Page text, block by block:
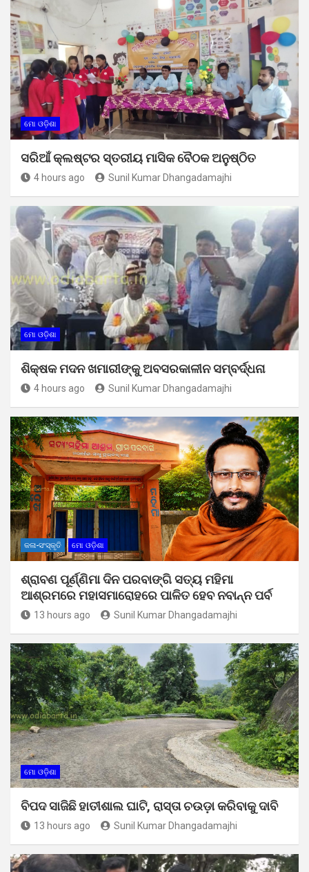
ମୋ ଓଡ଼ିଶା
ସରିଆଁ କ୍ଲଷ୍ଟର ସ୍ତରୀୟ ମାସିକ ବୈଠକ ଅନୁଷ୍ଠିତ
4 hours ago Sunil Kumar Dhangadamajhi
ମୋ ଓଡ଼ିଶା
ଶିକ୍ଷକ ମଦନ ଖମାରୀଙ୍କୁ ଅବସରକାଳୀନ ସମ୍ବର୍ଦ୍ଧନା
4 hours ago Sunil Kumar Dhangadamajhi
କଳା-ସଂସ୍କୃତି ମୋ ଓଡ଼ିଶା
ଶ୍ରାବଣ ପୂର୍ଣ୍ଣିମା ଦିନ ପରବାଙ୍ଗି ସତ୍ୟ ମହିମା
ଆଶ୍ରମରେ ମହାସମାରୋହରେ ପାଳିତ ହେବ ନବାନ୍ନ ପର୍ବ
13 hours ago Sunil Kumar Dhangadamajhi
ମୋ ଓଡ଼ିଶା
ବିପଦ ସାଜିଛି ହାତୀଶାଲ ଘାଟି, ରାସ୍ତା ଚଉଡ଼ା କରିବାକୁ ଦାବି
13 hours ago Sunil Kumar Dhangadamajhi